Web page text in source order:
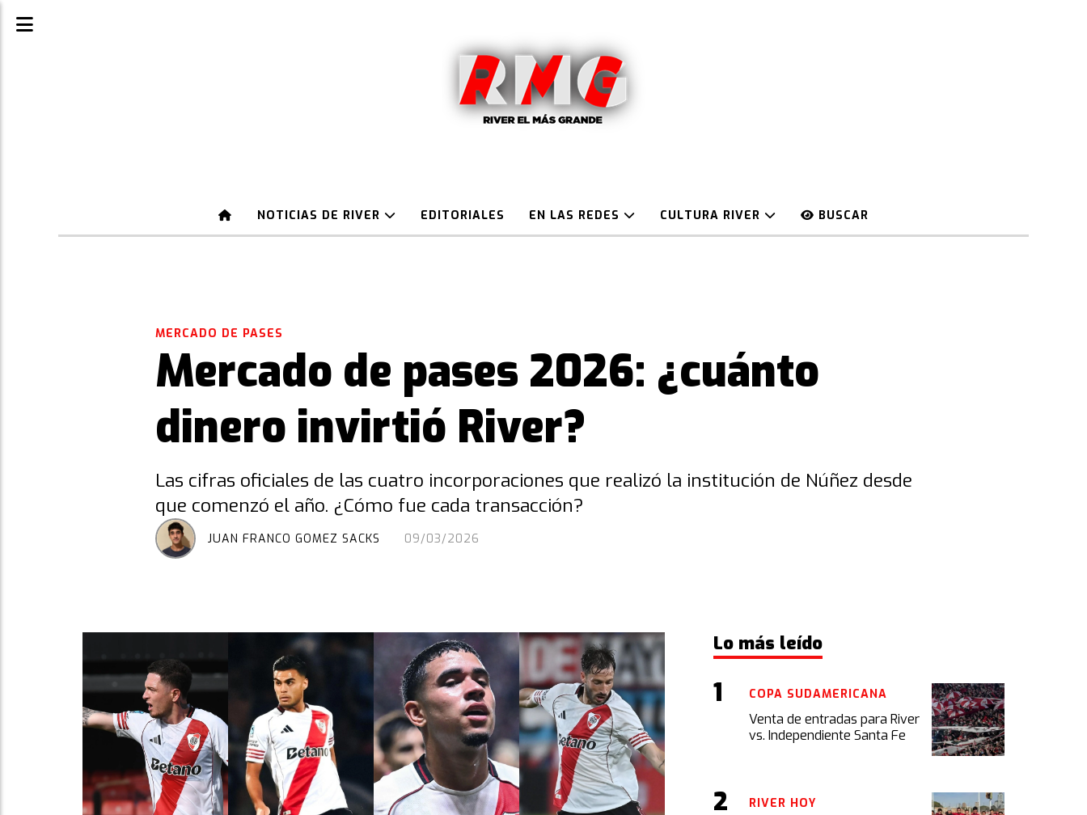
NOTICIAS DE RIVER EDITORIALES EN LAS REDES CULTURA RIVER BUSCAR
Mercado de pases 2026: ¿cuánto
dinero invirtió River?
Las cifras oficiales de las cuatro incorporaciones que realizó la institución de Núñez desde
que comenzó el año. ¿Cómo fue cada transacción?
MERCADO DE PASES
09/03/2026
JUAN FRANCO GOMEZ SACKS
Lo más leído
Venta de entradas para River
vs. Independiente Santa Fe
COPA SUDAMERICANA
RIVER HOY